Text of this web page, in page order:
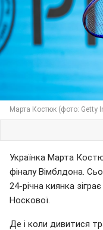
Марта Костюк (фото: Getty
Українка Марта
фіналу Вімблдона.
24-річна киянка
Носкової.
Де і коли дивитися